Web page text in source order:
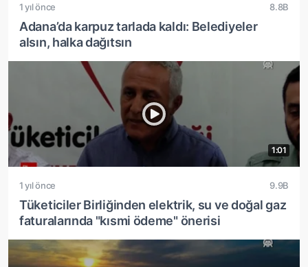
1 yıl önce 8.8B
Adana’da karpuz tarlada kaldı: Belediyeler
alsın, halka dağıtsın
1:01
1 yıl önce 9.9B
Tüketiciler Birliğinden elektrik, su ve doğal gaz
faturalarında "kısmi ödeme" önerisi